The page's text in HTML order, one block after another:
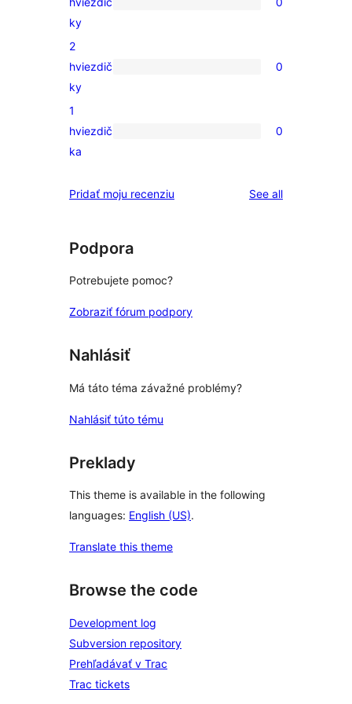
4-
hviezdičkovým
hodnotením
0
recenzií
s
3-
hviezdičkovým
hodnotením
ky
0
recenzií
s
2-
hviezdičkovým
2
hviezdič
ky
0
0
recenzií
1-
hodnotením
1
hviezdič
ka
0
Pridať moju recenziu See allreviews
Podpora
Potrebujete pomoc?
Zobraziť fórum podpory
Nahlásiť
Má táto téma závažné problémy?
Nahlásiť túto tému
Preklady
This theme is available in the following
languages: English (US).
Translate this theme
Browse the code
Development log
Subversion repository
Prehľadávať v Trac
Trac tickets